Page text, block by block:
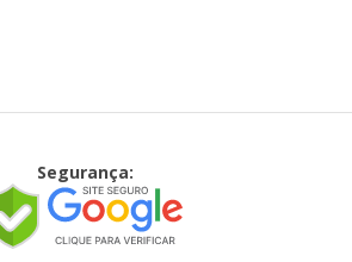
Segurança: